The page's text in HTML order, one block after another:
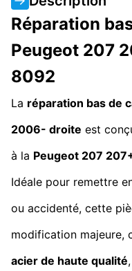
Réparation
Peugeot 207
8092
La réparation bas de
2006- droite est
à la Peugeot 207
Idéale pour remettre
ou accidenté, cette
modification majeure,
acier de haute qualité